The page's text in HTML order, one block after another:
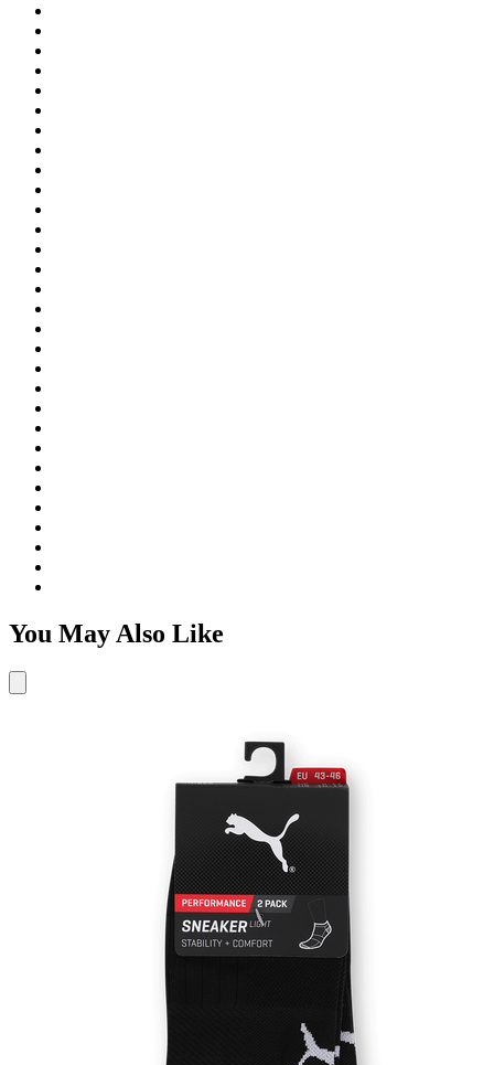
You May Also Like